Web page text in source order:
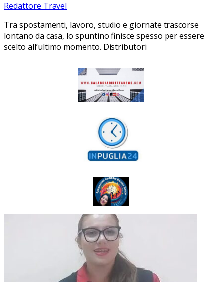
Redattore Travel
Tra spostamenti, lavoro, studio e giornate trascorse
lontano da casa, lo spuntino finisce spesso per essere
scelto all’ultimo momento. Distributori